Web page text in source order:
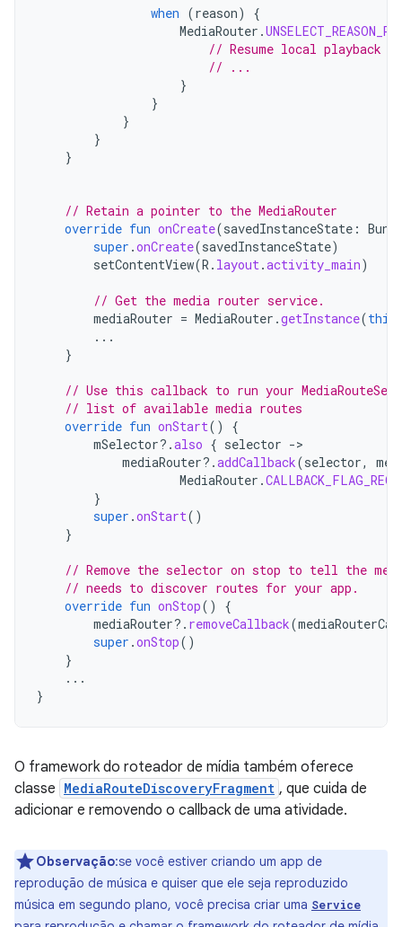
when (reason)
{
MediaRouter .
// Resume local playback
// ...
}
}
}
}
}
// Retain a pointer to the MediaRouter
override fun onCreate(savedInstanceState :
super .onCreate(savedInstanceState)
setContentView(R . layout.activity_main)
// Get the media router service.
mediaRouter = MediaRouter .getInstance(this
...
}
// Use this callback to run your
// list of available media routes
override fun onStart()
{
mSelector?.also { selector -
mediaRouter?.addCallback(selector,
MediaRouter .
}
super .onStart()
}
// Remove the selector on stop to tell the
// needs to discover routes for your app.
override fun onStop()
{
mediaRouter?. removeCallback(
super .onStop()
}
...
}
O framework do roteador de mídia também oferece
classe MediaRouteDiscoveryFragment , que cuida de
adicionar e removendo o callback de uma atividade.
Observação:se você estiver criando um app de
reprodução de música e quiser que ele seja reproduzido
música em segundo plano, você precisa criar uma Service